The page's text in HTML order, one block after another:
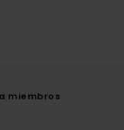
miembros